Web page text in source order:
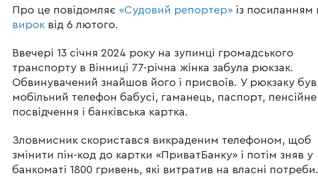
Про це повідомляє «Судовий репортер» із посиланням
вирок від 6 лютого.
Ввечері 13 січня 2024 року на зупинці громадського
транспорту в Вінниці 77-річна жінка забула рюкзак.
Обвинувачений знайшов його і присвоїв. У рюкзаку був
мобільний телефон бабусі, гаманець, паспорт, пенсійне
посвідчення і банківська картка.
Зловмисник скористався викраденим телефоном, щоб
змінити пін-код до картки «ПриватБанку» і потім зняв у
банкоматі 1800 гривень, які витратив на власні потреби.